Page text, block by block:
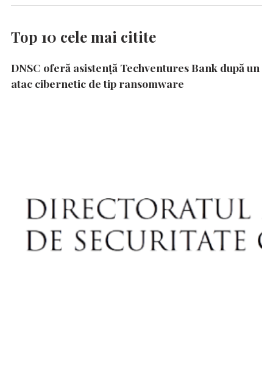
Top 10 cele mai citite
DNSC oferă asistență Techventures Bank după un
atac cibernetic de tip ransomware